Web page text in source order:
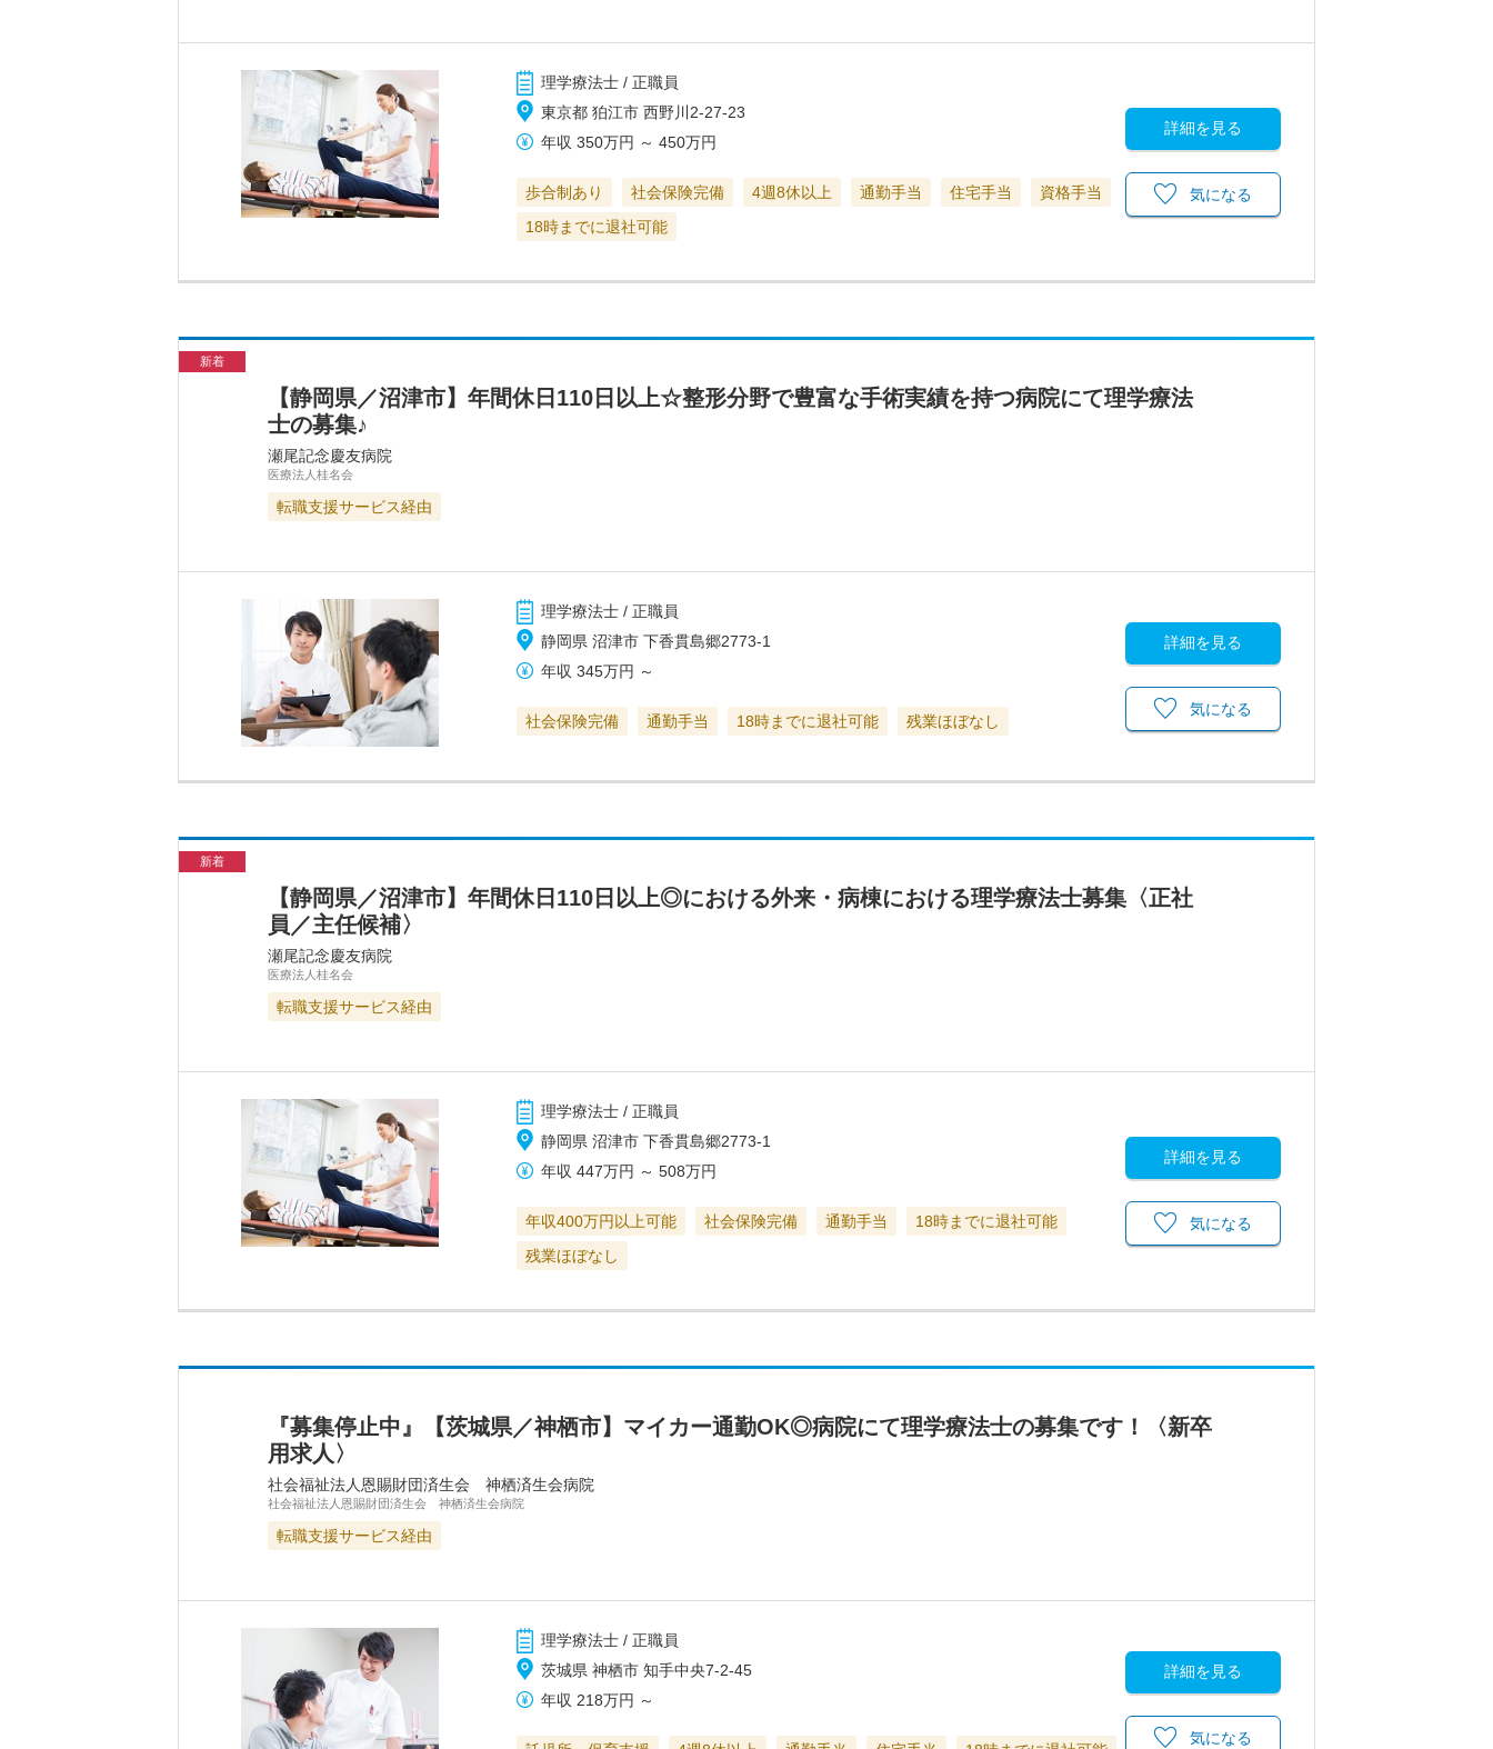
理学療法士 / 正職員
東京都 狛江市 西野川2-27-23
年収 350万円 ～450万円
歩合制あり 社会保険完備 4週8休以上 通勤手当 住宅手当
資格手当
18時までに退社可能
詳細を見る
気になる
新着
【静岡県／沼津市】年間休日110日以上☆整形分野で豊富な手術実績を持つ病院にて理学療法
士の募集♪
瀬尾記念慶友病院
医療法人桂名会
転職支援サービス経由
理学療法士 / 正職員
静岡県 沼津市 下香貫島郷2773-1
年収 345万円 ～
社会保険完備 通勤手当 18時までに退社可能 残業ほぼなし
詳細を見る
気になる
新着
【静岡県／沼津市】年間休日110日以上◎における外来・病棟における理学療法士募集〈正社
員／主任候補〉
瀬尾記念慶友病院
医療法人桂名会
転職支援サービス経由
理学療法士 / 正職員
静岡県 沼津市 下香貫島郷2773-1
年収 447万円 ～508万円
年収400万円以上可能 社会保険完備 通勤手当
18時までに退社可能
残業ほぼなし
詳細を見る
気になる
『募集停止中』【茨城県／神栖市】マイカー通勤OK◎病院にて理学療法士の募集です！〈新卒
用求人〉
社会福祉法人恩賜財団済生会 神栖済生会病院
社会福祉法人恩賜財団済生会 神栖済生会病院
転職支援サービス経由
理学療法士 / 正職員
茨城県 神栖市 知手中央7-2-45
年収 218万円 ～
詳細を見る
気になる